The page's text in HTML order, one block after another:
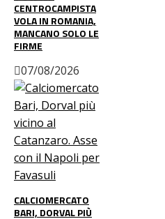
CENTROCAMPISTA
VOLA IN ROMANIA,
MANCANO SOLO LE
FIRME
07/08/2026
CALCIOMERCATO
BARI, DORVAL PIÙ